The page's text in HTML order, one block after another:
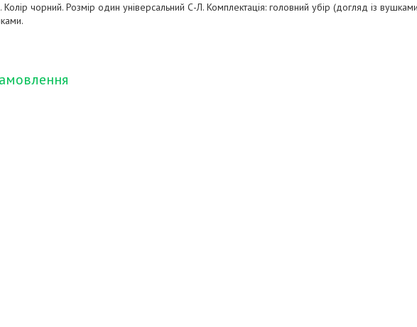
Колір чорний. Розмір один універсальний С-Л. Комплектація: головний убір (догляд із